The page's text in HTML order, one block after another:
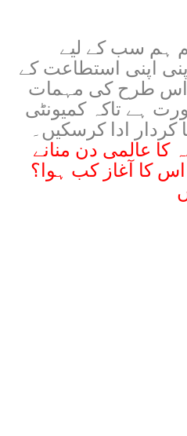
ہم سب کے لیے
اپنی استطاعت کے
طرح کی مہمات
ہے تاکہ کمیونٹی
کردار ادا کرسکیں۔
کا عالمی دن منانے
کا آغاز کب ہوا؟